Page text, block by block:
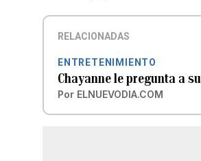
RELACIONADAS
ENTRETENIMIENTO
Chayanne le pregunta a
Por ELNUEVODIA.COM